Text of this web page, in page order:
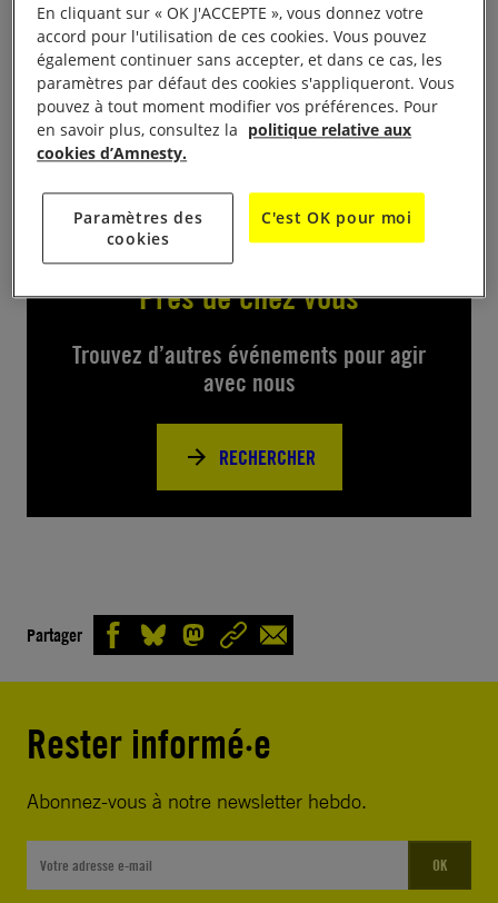
les ventes d’armes par la France aux pays qui
utilisent ces armes contre les civils (guerre du
Yemen, manifestations au Liban, etc). Port du
masque obligatoire et respect des règles sanitaires.
Rendez-vous à 12h15 devant mairie de Lannion
Près de chez vous
Trouvez d’autres événements pour agir
avec nous
RECHERCHER
Partager
Rester informé·e
Abonnez-vous à notre newsletter hebdo.
OK
En cliquant sur « OK J'ACCEPTE », vous donnez votre
accord pour l'utilisation de ces cookies. Vous pouvez
également continuer sans accepter, et dans ce cas, les
paramètres par défaut des cookies s'appliqueront. Vous
pouvez à tout moment modifier vos préférences. Pour
en savoir plus, consultez la politique relative aux
cookies d’Amnesty.
Paramètres des
cookies
C'est OK pour moi